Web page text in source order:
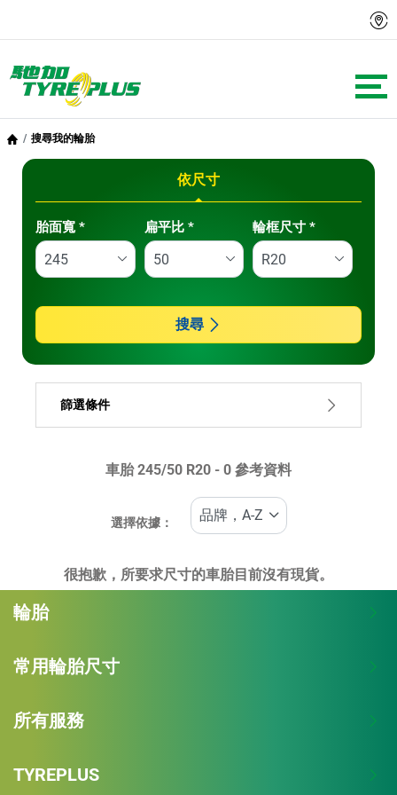
搜尋我的輪胎
依尺寸
Tab updated: 依尺寸
胎面寬* 扁平比 * 輪框尺寸*
搜尋
篩選條件
車胎類型
車輛類型
小貨車及 SUV (0)
RV (0)
車胎 ‎245/50 R20 - 0 參考資料
選擇依據：
很抱歉，所要求尺寸的車胎目前沒有現貨。
輪胎
常用輪胎尺寸
所有服務
TYREPLUS